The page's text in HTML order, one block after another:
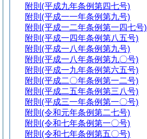
附則 (平成九年条例第四七号)
附則 (平成一一年条例第九号)
附則 (平成一二年条例第一四七号)
附則 (平成一四年条例第八五号)
附則 (平成一八年条例第九号)
附則 (平成一八年条例第九〇号)
附則 (平成一九年条例第六五号)
附則 (平成二〇年条例第一二号)
附則 (平成二五年条例第三八号)
附則 (平成三一年条例第一〇号)
附則 (令和元年条例第二七号)
附則 (令和七年条例第一〇号)
附則 (令和七年条例第五〇号)